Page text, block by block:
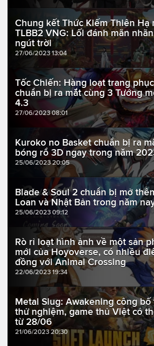
Chung kết Thức Kiếm Thiên Hạ
TLBB2 VNG: Lối đánh mãn
ngút trời
27/06/2023 13:04
Tốc Chiến: Hàng loạt trang
chuẩn bị ra mắt cùng 3 Tướng
4.3
27/06/2023 08:01
Kuroko no Basket chuẩn bị ra
bóng rổ 3D ngay trong năm
25/06/2023 20:05
Blade & Soul 2 chuẩn bị mở
Loan và Nhật Bản trong năm
25/06/2023 09:12
Rò rỉ loạt hình ảnh về một sản
mới của Hoyoverse, có nhiều
đồng với Animal Crossing
22/06/2023 19:34
Metal Slug: Awakening công
thử nghiệm, game thủ Việt có
từ 28/06
21/06/2023 20:30